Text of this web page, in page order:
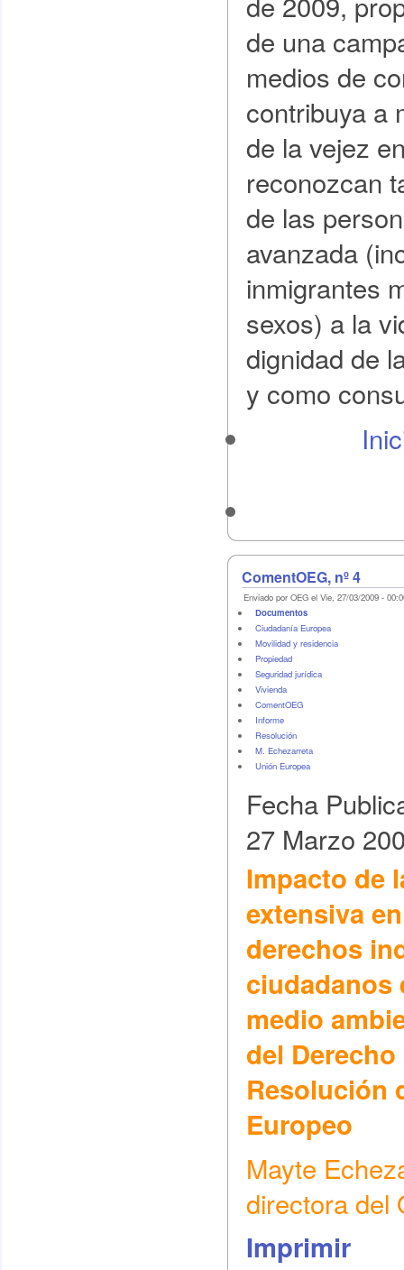
de una
medios de
contribuya a
de la vejez
reconozcan
de las
avanzada
inmigrantes
sexos) a la
dignidad de
y como
ComentOEG, nº 4
Enviado por OEG el Vie, 27/03/2009 -
Documentos
Ciudadanía Europea
Movilidad y residencia
Propiedad
Seguridad jurídica
Vivienda
ComentOEG
Informe
Resolución
M. Echezarreta
Unión Europea
Fecha
27 Marzo
Impacto de
extensiva
derechos
ciudadanos
medio
del
Resolución
Europeo
Mayte
directora del
Imprimir